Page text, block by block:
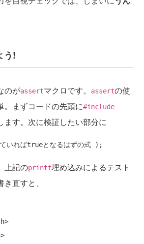
う!
のがassertマクロです。 assertの使
。まずコードの先頭に#include
ます。次に検証したい部分に
上記のprintf埋め込みによるテスト
き直すと、